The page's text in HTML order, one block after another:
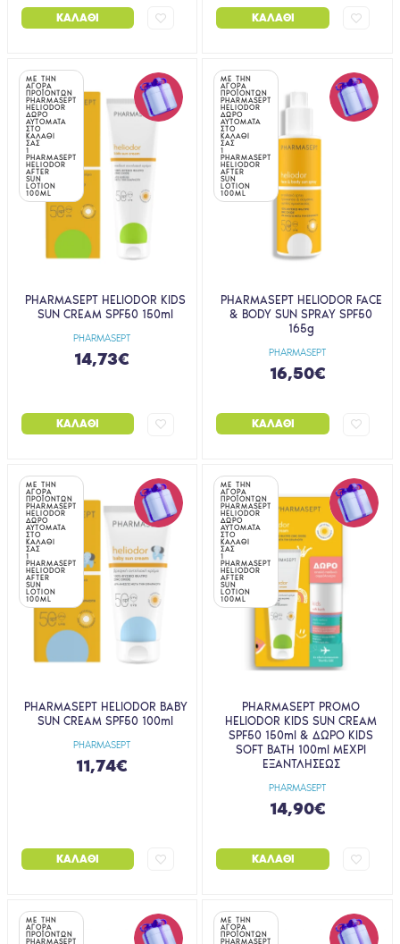
ΚΑΛΆΘΙ ΚΑΛΆΘΙ
ΜΕ ΤΗΝ
ΑΓΟΡΑ
ΠΡΟΪΟΝΤΩΝ
PHARMASEPT
HELIODOR
ΔΩΡΟ
ΑΥΤΟΜΑΤΑ
ΣΤΟ
ΚΑΛΑΘΙ
ΣΑΣ
1
PHARMASEPT
HELIODOR
AFTER
SUN
LOTION
100ML
PHARMASEPT
PHARMASEPT HELIODOR KIDS
SUN CREAM SPF50 150ml
14,73€
ΚΑΛΆΘΙ
ΜΕ ΤΗΝ
ΑΓΟΡΑ
ΠΡΟΪΟΝΤΩΝ
PHARMASEPT
HELIODOR
ΔΩΡΟ
ΑΥΤΟΜΑΤΑ
ΣΤΟ
ΚΑΛΑΘΙ
ΣΑΣ
1
PHARMASEPT
HELIODOR
AFTER
SUN
LOTION
100ML
PHARMASEPT
PHARMASEPT HELIODOR FACE
& BODY SUN SPRAY SPF50
165g
16,50€
ΚΑΛΆΘΙ
ΜΕ ΤΗΝ
ΑΓΟΡΑ
ΠΡΟΪΟΝΤΩΝ
PHARMASEPT
HELIODOR
ΔΩΡΟ
ΑΥΤΟΜΑΤΑ
ΣΤΟ
ΚΑΛΑΘΙ
ΣΑΣ
1
PHARMASEPT
HELIODOR
AFTER
SUN
LOTION
100ML
PHARMASEPT
PHARMASEPT HELIODOR BABY
SUN CREAM SPF50 100ml
11,74€
ΚΑΛΆΘΙ
ΜΕ ΤΗΝ
ΑΓΟΡΑ
ΠΡΟΪΟΝΤΩΝ
PHARMASEPT
HELIODOR
ΔΩΡΟ
ΑΥΤΟΜΑΤΑ
ΣΤΟ
ΚΑΛΑΘΙ
ΣΑΣ
1
PHARMASEPT
HELIODOR
AFTER
SUN
LOTION
100ML
PHARMASEPT
PHARMASEPT PROMO
HELIODOR KIDS SUN CREAM
SPF50 150ml & ΔΩΡΟ KIDS
SOFT BATH 100ml ΜΕΧΡΙ
ΕΞΑΝΤΛΗΣΕΩΣ
14,90€
ΚΑΛΆΘΙ
ΜΕ ΤΗΝ
ΑΓΟΡΑ
ΠΡΟΪΟΝΤΩΝ
PHARMASEPT
ΜΕ ΤΗΝ
ΑΓΟΡΑ
ΠΡΟΪΟΝΤΩΝ
PHARMASEPT